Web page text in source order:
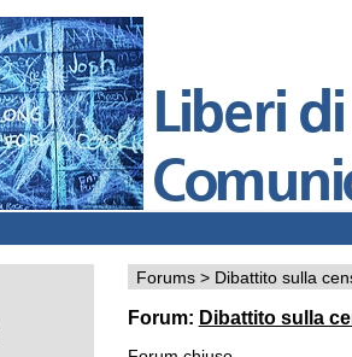
Forums> Dibattito sulla
Forum: Dibattito sulla